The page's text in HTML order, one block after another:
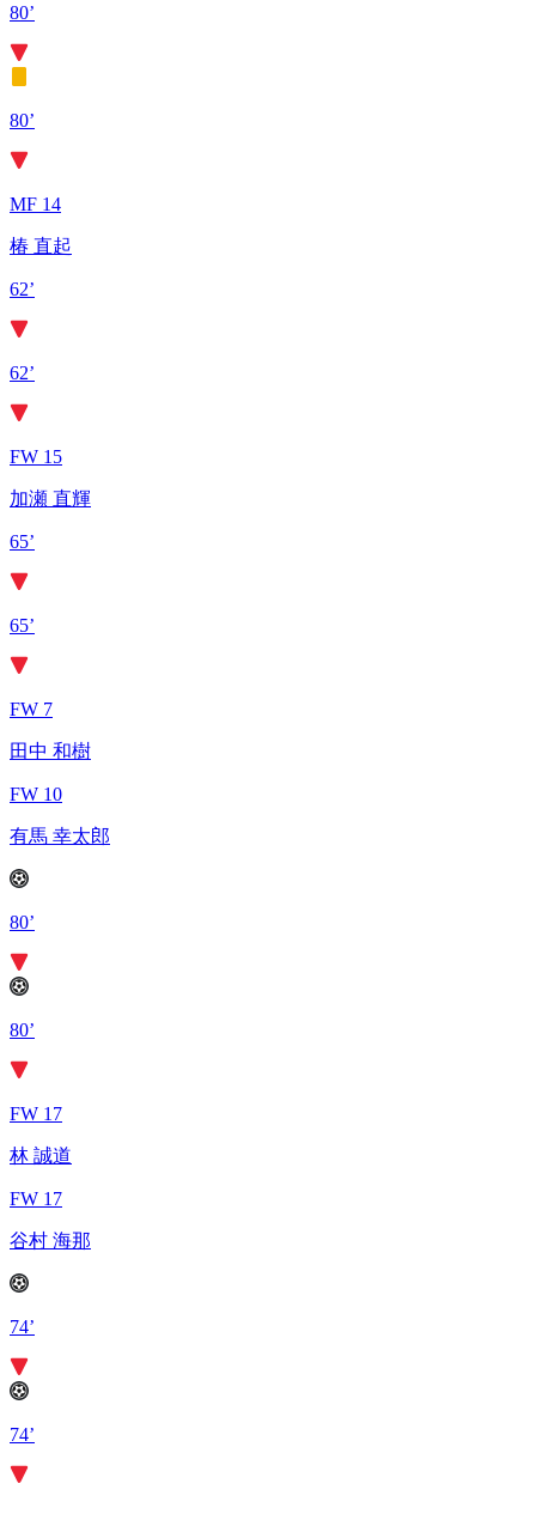
80’
80’
MF 14
椿 直起
62’
62’
FW 15
加瀬 直輝
65’
65’
FW 7
田中 和樹
FW 10
有馬 幸太郎
80’
80’
FW 17
林 誠道
FW 17
谷村 海那
74’
74’